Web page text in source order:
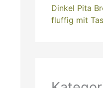
Dinkel Pita
fluffig mit